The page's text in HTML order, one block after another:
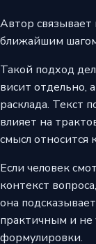
Автор связывает
ближайшим
Такой подход
висит отдельно,
расклада. Текст
влияет на
смысл
Если человек
контекст
она
практичным и не
формулировки.